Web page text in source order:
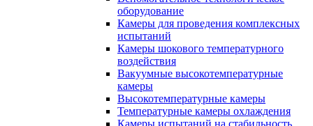
оборудование
Камеры для проведения комплексных
испытаний
Камеры шокового температурного
воздействия
Вакуумные высокотемпературные
камеры
Высокотемпературные камеры
Температурные камеры охлаждения
Камеры испытаний на стабильность